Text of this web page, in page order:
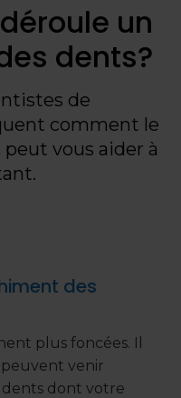
un
dents?
de
comment le
vous aider à
des
plus foncées. Il
venir
dont votre